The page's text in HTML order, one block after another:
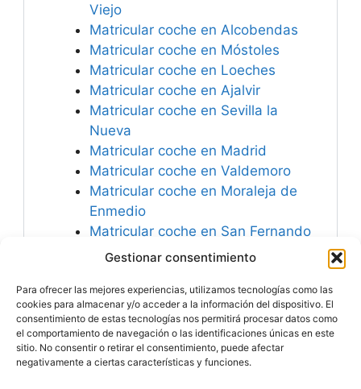
Gestionar consentimiento
Para ofrecer las mejores experiencias, utilizamos tecnologías como las
cookies para almacenar y/o acceder a la información del dispositivo. El
consentimiento de estas tecnologías nos permitirá procesar datos como
el comportamiento de navegación o las identificaciones únicas en este
sitio. No consentir o retirar el consentimiento, puede afectar
negativamente a ciertas características y funciones.
Viejo
Matricular coche en Alcobendas
Matricular coche en Móstoles
Matricular coche en Loeches
Matricular coche en Ajalvir
Matricular coche en Sevilla la
Nueva
Matricular coche en Madrid
Matricular coche en Valdemoro
Matricular coche en Moraleja de
Enmedio
Matricular coche en San Fernando
de Henares
de El Escorial